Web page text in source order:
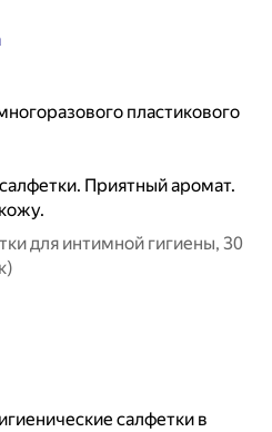
пластикового
Приятный аромат.
для интимной гигиены, 30
салфетки в